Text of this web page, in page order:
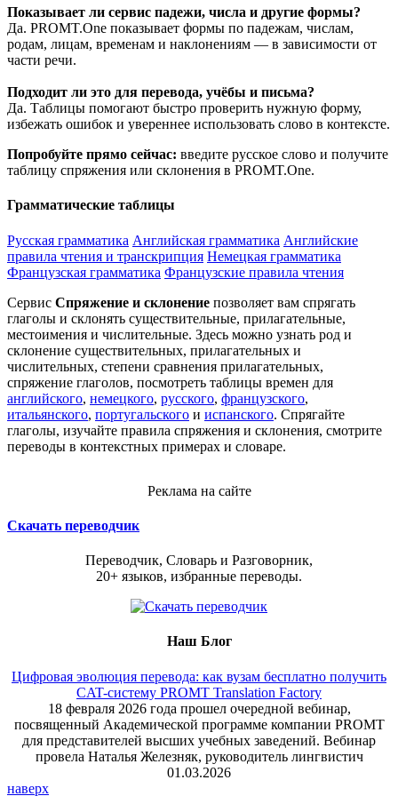
Показывает ли сервис падежи, числа и другие формы?
Да. PROMT.One показывает формы по падежам, числам,
родам, лицам, временам и наклонениям — в зависимости от
части речи.
Подходит ли это для перевода, учёбы и письма?
Да. Таблицы помогают быстро проверить нужную форму,
избежать ошибок и увереннее использовать слово в контексте.
Попробуйте прямо сейчас: введите русское слово и получите
таблицу спряжения или склонения в PROMT.One.
Грамматические таблицы
Русская грамматика Английская грамматика Английские
правила чтения и транскрипция Немецкая грамматика
Французская грамматика Французские правила чтения
Сервис Спряжение и склонение позволяет вам спрягать
глаголы и склонять существительные, прилагательные,
местоимения и числительные. Здесь можно узнать род и
склонение существительных, прилагательных и
числительных, степени сравнения прилагательных,
спряжение глаголов, посмотреть таблицы времен для
английского, немецкого, русского, французского,
итальянского, португальского и испанского. Спрягайте
глаголы, изучайте правила спряжения и склонения, смотрите
переводы в контекстных примерах и словаре.
Реклама на сайте
Скачать переводчик
Переводчик, Словарь и Разговорник,
20+ языков, избранные переводы.
Наш Блог
Цифровая эволюция перевода: как вузам бесплатно получить
CAT-систему PROMT Translation Factory
18 февраля 2026 года прошел очередной вебинар,
посвященный Академической программе компании PROMT
для представителей высших учебных заведений. Вебинар
провела Наталья Железняк, руководитель лингвистич
01.03.2026
наверх